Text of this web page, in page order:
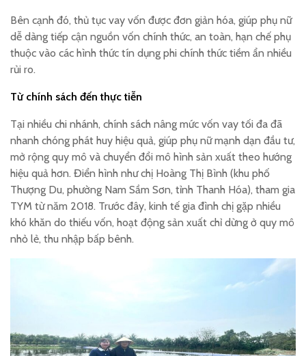
Bên cạnh đó, thủ tục vay vốn được đơn giản hóa, giúp phụ nữ
dễ dàng tiếp cận nguồn vốn chính thức, an toàn, hạn chế phụ
thuộc vào các hình thức tín dụng phi chính thức tiềm ẩn nhiều
rủi ro.
Từ chính sách đến thực tiễn
Tại nhiều chi nhánh, chính sách nâng mức vốn vay tối đa đã
nhanh chóng phát huy hiệu quả, giúp phụ nữ mạnh dạn đầu tư,
mở rộng quy mô và chuyển đổi mô hình sản xuất theo hướng
hiệu quả hơn. Điển hình như chị Hoàng Thị Bình (khu phố
Thượng Du, phường Nam Sầm Sơn, tỉnh Thanh Hóa), tham gia
TYM từ năm 2018. Trước đây, kinh tế gia đình chị gặp nhiều
khó khăn do thiếu vốn, hoạt động sản xuất chỉ dừng ở quy mô
nhỏ lẻ, thu nhập bấp bênh.